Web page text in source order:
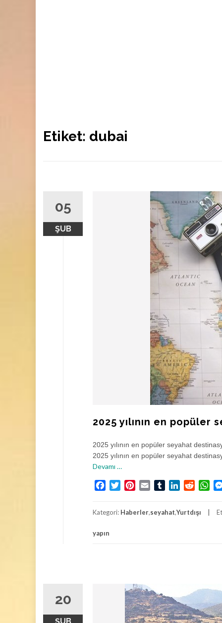
Etiket: dubai
05
ŞUB
2025 yılının en popüler
2025 yılının en popüler seyahat
2025 yılının en popüler seyahat
Devamı
k
ı
…
FacebookTwitterPinterest
Email TumblrLinkedInReddit
Kategori: Haberler,seyahat,Yurtdışı
yapın
20